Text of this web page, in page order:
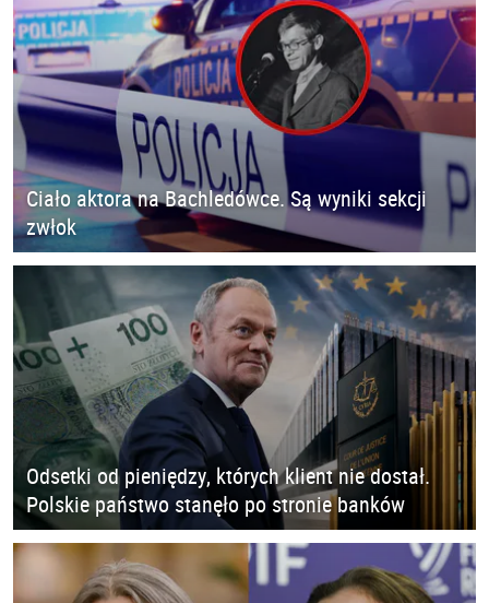
Ciało aktora na Bachledówce. Są wyniki sekcji
zwłok
Odsetki od pieniędzy, których klient nie dostał.
Polskie państwo stanęło po stronie banków